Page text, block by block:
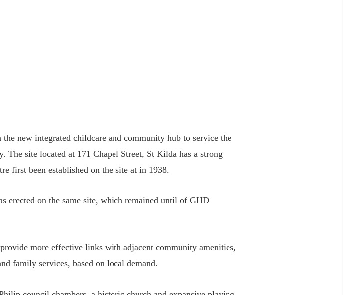
new integrated childcare and community hub to service the
site located at 171 Chapel Street, St Kilda has a strong
first been established on the site at in 1938.
erected on the same site, which remained until of GHD
more effective links with adjacent community amenities,
family services, based on local demand.